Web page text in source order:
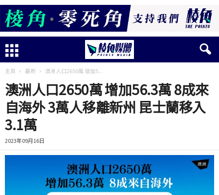
主頁 最新 澳洲人口2650萬 增加5...
澳洲人口2650萬 增加56.3萬 8成來
自海外 3萬人移離新州 昆士蘭移入
3.1萬
2023年09月16日